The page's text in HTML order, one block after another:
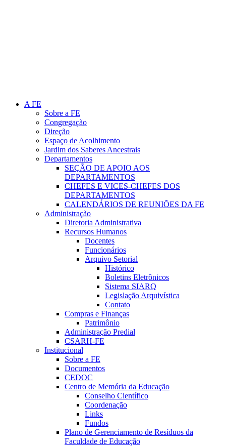
A FE
Sobre a FE
Congregação
Direção
Espaço de Acolhimento
Jardim dos Saberes Ancestrais
Departamentos
SEÇÃO DE APOIO AOS
DEPARTAMENTOS
CHEFES E VICES-CHEFES DOS
DEPARTAMENTOS
CALENDÁRIOS DE REUNIÕES DA FE
Administração
Diretoria Administrativa
Recursos Humanos
Docentes
Funcionários
Arquivo Setorial
Histórico
Boletins Eletrônicos
Sistema SIARQ
Legislação Arquivística
Contato
Compras e Finanças
Patrimônio
Administração Predial
CSARH-FE
Institucional
Sobre a FE
Documentos
CEDOC
Centro de Memória da Educação
Conselho Científico
Coordenação
Links
Fundos
Plano de Gerenciamento de Resíduos da
Faculdade de Educação